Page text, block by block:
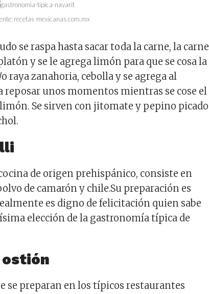
recetas-mexicanas.com.mx
se raspa hasta sacar toda la carne, la carne
y se le agrega limón para que se cosa la
raya zanahoria, cebolla y se agrega al
reposar unos momentos mientras se cose el
Se sirven con jitomate y pepino picado
de origen prehispánico, consiste en
de camarón y chile.Su preparación es
es digno de felicitación quien sabe
elección de la gastronomía típica de
ostión
se preparan en los típicos restaurantes